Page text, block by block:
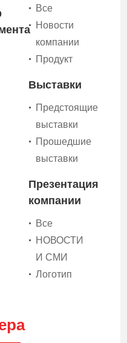
• Все
• Новости
компании
• Продукт
Выставки
• Предстоящие
выставки
• Прошедшие
выставки
Презентация
компании
• Все
• НОВОСТИ
И СМИ
• Логотип